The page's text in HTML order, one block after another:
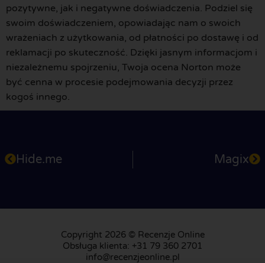
pozytywne, jak i negatywne doświadczenia. Podziel się
swoim doświadczeniem, opowiadając nam o swoich
wrażeniach z użytkowania, od płatności po dostawę i od
reklamacji po skuteczność. Dzięki jasnym informacjom i
niezależnemu spojrzeniu, Twoja ocena Norton może
być cenna w procesie podejmowania decyzji przez
kogoś innego.
Hide.me Magix
Copyright 2026 © Recenzje Online
Obsługa klienta: +31 79 360 2701
info@recenzjeonline.pl